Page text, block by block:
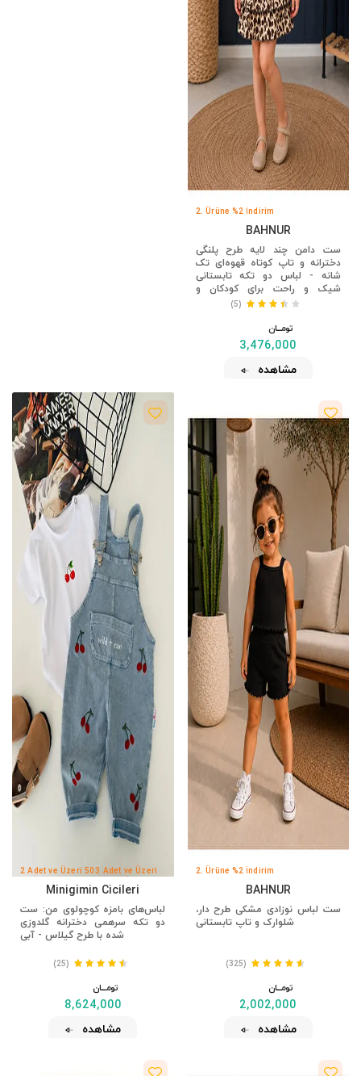
2. Ürüne %2 İndirim
BAHNUR
ست دامن چند لایه طرح پلنگی
دخترانه و تاپ کوتاه قهوه‌ای تک
شانه - لباس دو تکه تابستانی
شیک و راحت برای کودکان و
(5)
تومــــــان
3,476,000
مشاهده
2. Ürüne %2 İndirim
BAHNUR
ست لباس نوزادی مشکی طرح دار،
شلوارک و تاپ تابستانی
(325)
تومــــــان
2,002,000
مشاهده
2 Adet ve Üzeri 503 Adet ve Üzeri
Minigimin Cicileri
لباس‌های بامزه کوچولوی من: ست
دو تکه سرهمی دخترانه گلدوزی
شده با طرح گیلاس - آبی
(25)
تومــــــان
8,624,000
مشاهده